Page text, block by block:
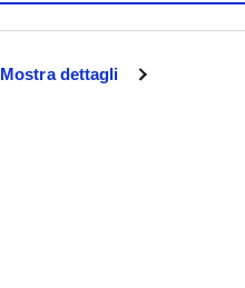
Mostra dettagli